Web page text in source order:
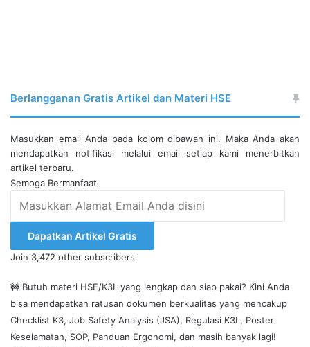
Berlangganan Gratis Artikel dan Materi HSE
Masukkan email Anda pada kolom dibawah ini. Maka Anda akan
mendapatkan notifikasi melalui email setiap kami menerbitkan
artikel terbaru.
Semoga Bermanfaat
Alamat
Anda
disini
Dapatkan Artikel Gratis
Join 3,472 other subscribers
🚧 Butuh materi HSE/K3L yang lengkap dan siap pakai? Kini Anda
bisa mendapatkan ratusan dokumen berkualitas yang mencakup
Checklist K3, Job Safety Analysis (JSA), Regulasi K3L, Poster
Keselamatan, SOP, Panduan Ergonomi, dan masih banyak lagi!